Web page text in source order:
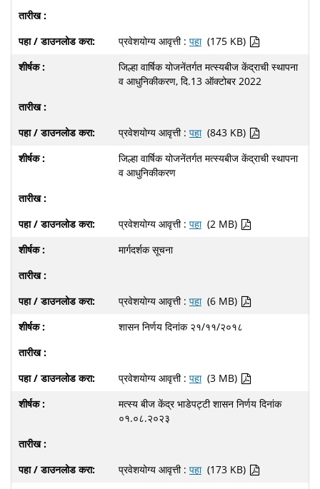
प्रवेशयोग्य आवृत्ती : पहा (175 KB)
जिल्हा वार्षिक योजनेंतर्गत मत्स्यबीज केंद्राची स्थापना
व आधुनिकीकरण, दि.13 ऑक्टोबर 2022
प्रवेशयोग्य आवृत्ती : पहा (843 KB)
जिल्हा वार्षिक योजनेंतर्गत मत्स्यबीज केंद्राची स्थापना
व आधुनिकीकरण
प्रवेशयोग्य आवृत्ती : पहा (2 MB)
मार्गदर्शक सूचना
प्रवेशयोग्य आवृत्ती : पहा (6 MB)
शासन निर्णय दिनांक २१/११/२०१८
प्रवेशयोग्य आवृत्ती : पहा (3 MB)
मत्स्य बीज केंद्र भाडेपट्टी शासन निर्णय दिनांक
०१.०८.२०२३
प्रवेशयोग्य आवृत्ती : पहा (173 KB)